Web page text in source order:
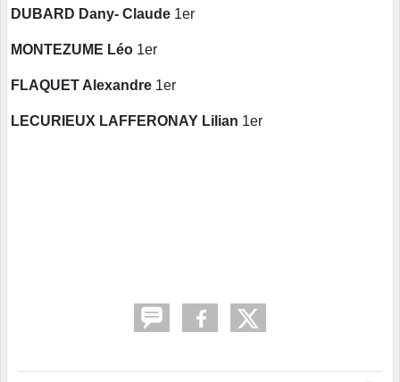
DUBARD Dany- Claude 1er
MONTEZUME Léo 1er
FLAQUET Alexandre 1er
LECURIEUX LAFFERONAY Lilian 1er